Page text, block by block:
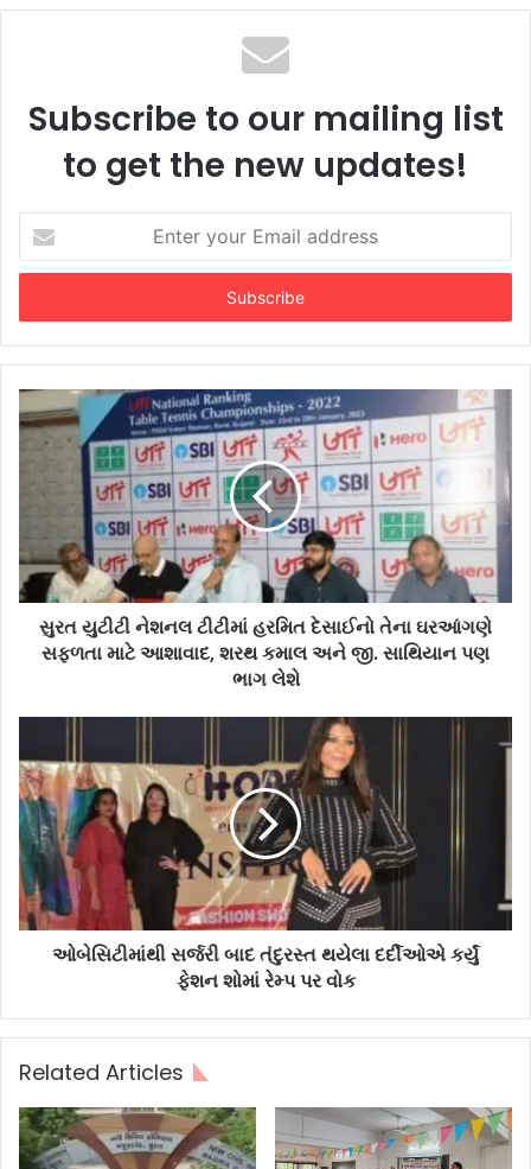
સુરતના ગ્રે કાપડના મેન્યુફેક્ચરર્સ કોઈપણ મધ્યસ્થી
વગર સીધા જ શ્રીલંકાના આધુનિક ગારમેન્ટ
યુનિટ્સને ફેબ્રિક એક્સપોર્ટ કરી શકશે
Subscribe to our mailing list
to get the new updates!
your
Email
સુરત યુટીટી નેશનલ ટીટીમાં હરમિત દેસાઈનો તેના ઘરઆંગણે
સફળતા માટે આશાવાદ, શરથ કમાલ અને જી. સાથિયાન પણ
ભાગ લેશે
ઓબેસિટીમાંથી સર્જરી બાદ તંદુરસ્ત થયેલા દર્દીઓએ કર્યું
ફેશન શોમાં રેમ્પ પર વોક
Related Articles